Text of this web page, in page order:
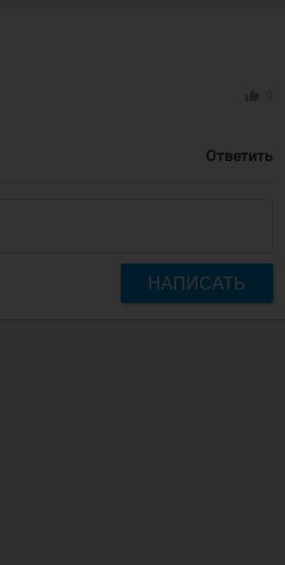
Ответить
НАПИСАТЬ